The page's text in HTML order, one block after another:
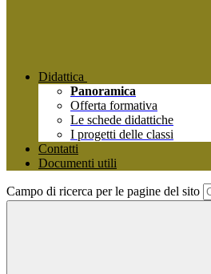
Didattica
Panoramica
Offerta formativa
Le schede didattiche
I progetti delle classi
Contatti
Documenti utili
Campo di ricerca per le pagine del sito